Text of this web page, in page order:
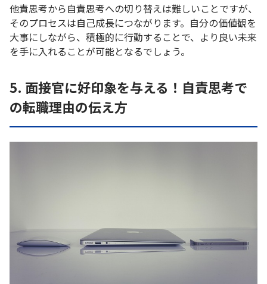
他責思考から自責思考への切り替えは難しいことですが、
そのプロセスは自己成長につながります。自分の価値観を
大事にしながら、積極的に行動することで、より良い未来
を手に入れることが可能となるでしょう。
5. 面接官に好印象を与える！自責思考で
の転職理由の伝え方